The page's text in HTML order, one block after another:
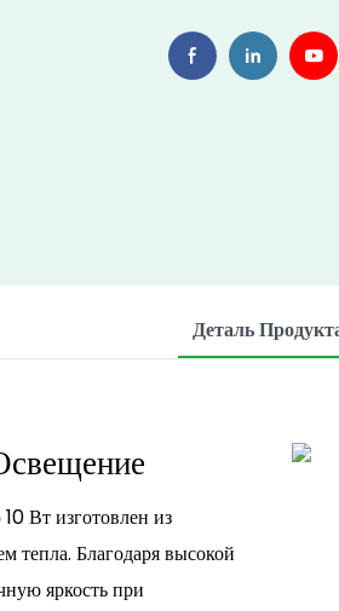
Деталь
Вт изготовлен из
тепла. Благодаря высокой
яркость при